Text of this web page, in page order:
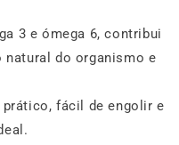
3 e ómega 6, contribui
natural do organismo e
fácil de engolir e